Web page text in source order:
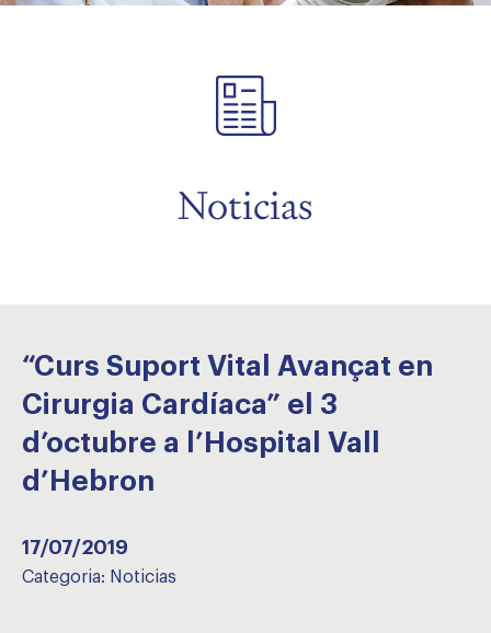
Noticias
“Curs Suport Vital Avançat en
Cirurgia Cardíaca” el 3
d’octubre a l’Hospital Vall
d’Hebron
17/07/2019
Categoria: Noticias